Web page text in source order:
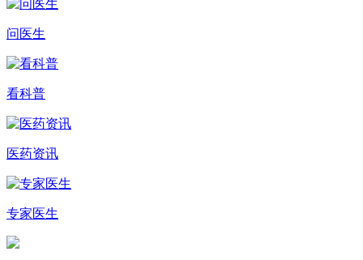
问医生
看科普
医药资讯
专家医生